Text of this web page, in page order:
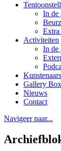
In de
Activiteiten
In de
Kunstenaars
Gallery Box
Nieuws
Contact
Navigeer naar...